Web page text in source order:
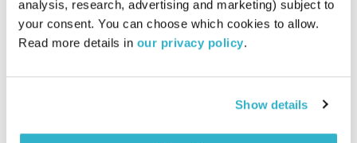
analysis, research, advertising and marketing) subject to
your consent. You can choose which cookies to allow.
Read more details in our privacy policy.
Show details
15.09.25
00:59:52
אמיר פרי בשעה של מוזיקה שתתן לכם קצת חמצן לנשמה
אודיו